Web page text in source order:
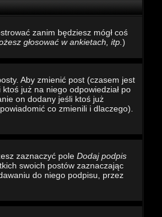
zanim będziesz mógł coś
głosować w ankietach, itp. )
Aby zmienić post (czasem jest
już na niego odpowiedział po
on dodany jeśli ktoś już
co zmienili i dlaczego).
zaznaczyć pole Dodaj podpis
swoich postów zaznaczając
do niego podpisu, przez